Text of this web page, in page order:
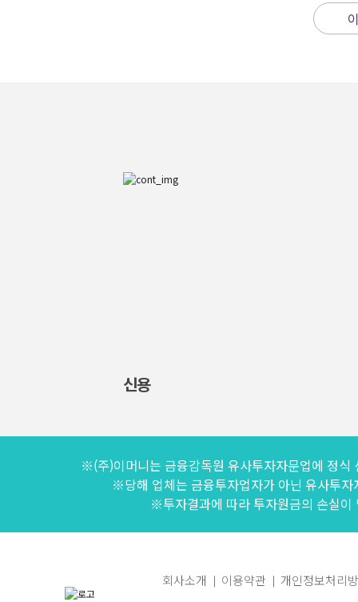
신용
※(주)이머니는 금융감독원 유사투자자문업에 정식
※당해 업체는 금융투자업자가 아닌 유사투
※투자결과에 따라 투자원금의 손실이
회사소개 이용약관 개인정보처리